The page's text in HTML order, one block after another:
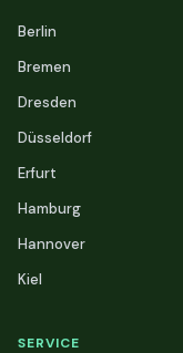
Berlin
Bremen
Dresden
Düsseldorf
Erfurt
Hamburg
Hannover
Kiel
SERVICE